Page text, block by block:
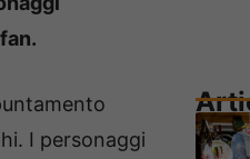
I personaggi